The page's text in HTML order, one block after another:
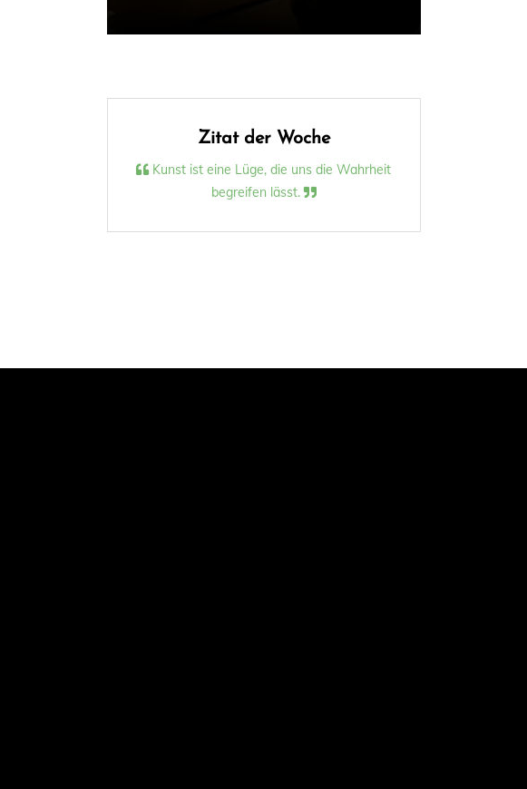
Zitat der Woche
Kunst ist eine Lüge, die uns die Wahrheit
begreifen lässt.